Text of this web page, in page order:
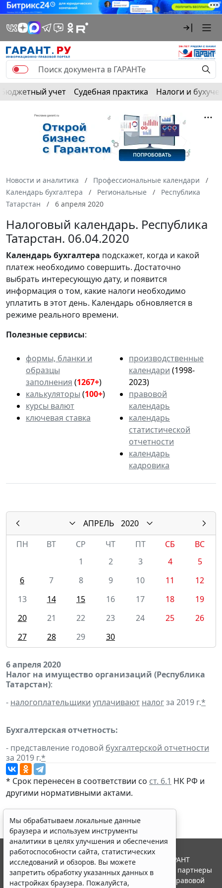
Бюджетный учет Судебная практика Налоги и
Новости и аналитика
Профессиональные календари
Календарь бухгалтера
Региональные
Республика
Татарстан
6 апреля 2020
Налоговый календарь. Республика
Татарстан. 06.04.2020
Календарьбухгалтера подскажет, когда и какой
платеж необходимо совершить. Достаточно
выбрать интересующую дату, и появится
информация о том, какие налоги необходимо
уплатить в этот день. Календарь обновляется в
режиме реального времени.
Полезные сервисы:
формы, бланки и
образцы
заполнения (1267+)
калькуляторы (100+)
курсы валют
ключевая ставка
производственные
календари (1998-
2023)
правовой
календарь
календарь
статистической
отчетности
календарь
кадровика
АПРЕЛЬ
2020
ПН
ВТ СР ЧТ ПТ СБ
ВС
1
2 3 4
5
6
7 8 9 10 11
12
13
14 15 16 17 18
19
20
21 22 23 24 25
26
27
28 29 30
6 апреля 2020
Налог на имущество организаций (Республика
Татарстан):
- налогоплательщики уплачивают налогза 2019 г.*
Бухгалтерская отчетность:
- представление годовой бухгалтерской отчетности
за 2019 г.*
* Срок перенесен в соответствии со ст. 6.1 НК РФ и
другими нормативными актами.
Мы обрабатываем локальные данные
браузера и используем инструменты
аналитики в целях улучшения и обеспечения
работоспособности сайта, статистических
исследований и обзоров. Вы можете
запретить обработку указанных данных в
настройках браузера. Пожалуйста,
© ООО "НПП "ГАРАНТ-СЕРВИС", 2026. Система ГАРАНТ
выпускается с 1990 года. Компания "Гарант" и ее партнеры
являются участниками Российской ассоциации правовой